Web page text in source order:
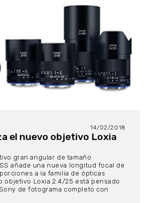
14/02/2018
el nuevo objetivo Loxia
gran angular de tamaño
añade una nueva longitud focal de
a la familia de ópticas
objetivo Loxia 2.4/25 está pensado
de fotograma completo con